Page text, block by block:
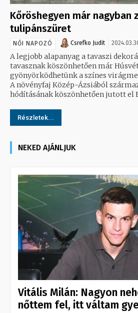
Kőröshegyen már nagyban
tulipánszüret
NŐI NAPOZÓ Csrefko Judit
A legjobb alapanyag a tavaszi
tavasznak köszönhetően már
gyönyörködhetünk a színes
A növényfaj Közép-Ázsiából
hódításának köszönhetően jutott el
Részletek...
NEKED AJÁNLJUK
Vitális Milán: Nagyon
nőttem fel, itt váltam